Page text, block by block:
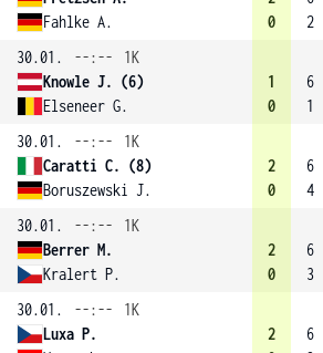
Fahlke A.
0
2
30.01.
--:--
1K
Knowle J. (6)
Elseneer G.
1
0
6
1
30.01.
--:--
1K
Caratti C. (8)
Boruszewski J.
2
0
6
4
30.01.
--:--
1K
Berrer M.
Kralert P.
2
0
6
3
30.01.
--:--
1K
Luxa P.
2
6